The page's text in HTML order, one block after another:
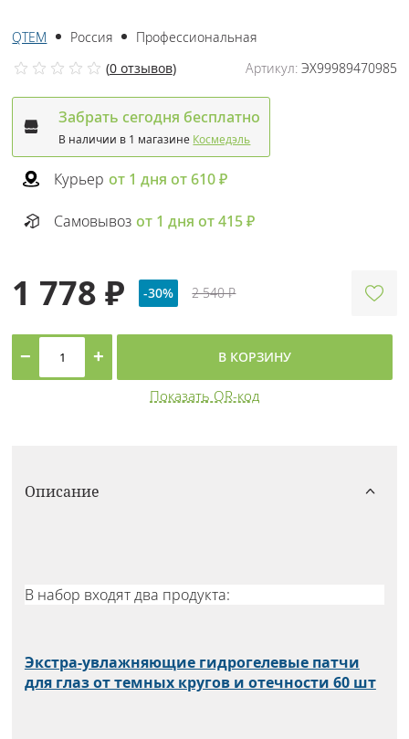
QTEM Россия
Профессиональная
Артикул:ЭХ99989470985
(0 отзывов)
Забрать сегодня бесплатно
В наличии в 1 магазине Космедэль
Курьер от 1 дня от 610 ₽
Самовывоз от 1 дня от 415 ₽
1 778 ₽ -30% 2 540 ₽
− + В КОРЗИНУ
Показать QR-код
Описание
В набор входят два продукта:
Экстра-увлажняющие гидрогелевые патчи
для глаз от темных кругов и отечности 60 шт